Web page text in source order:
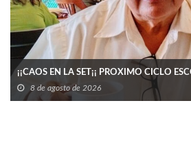
¡¡CAOS EN LA SET¡¡ PROXIMO CICLO
8 de agosto de 2026